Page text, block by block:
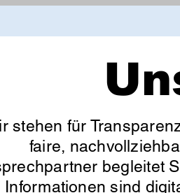
stehen für
faire,
begleitet
Informationen sind